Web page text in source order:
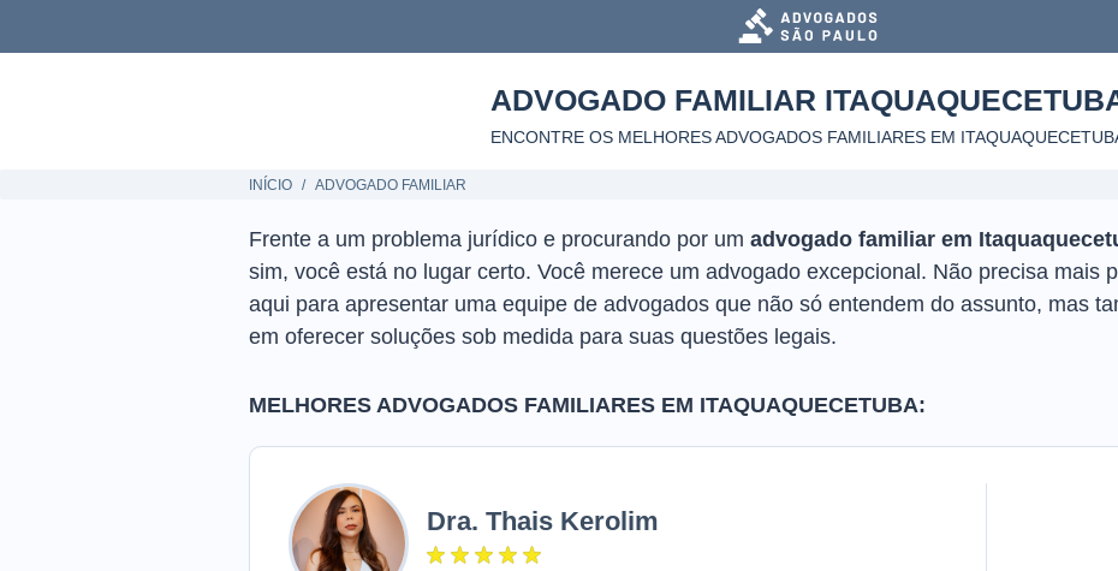
ADVOGADO FAMILIAR
ENCONTRE OS MELHORES ADVOGADOS FAMILIARES EM
INÍCIO ADVOGADO FAMILIAR
Frente a um problema jurídico e procurando por um advogado familiar em
sim, você está no lugar certo. Você merece um advogado excepcional. Não precisa mais
aqui para apresentar uma equipe de advogados que não só entendem do assunto, mas
em oferecer soluções sob medida para suas questões legais.
MELHORES ADVOGADOS FAMILIARES EM ITAQUAQUECETUBA:
Dra. Thais Kerolim